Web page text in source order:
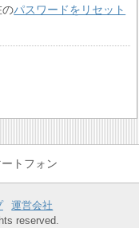
のパスワードをリセット
ートフォン
運営会社
reserved.